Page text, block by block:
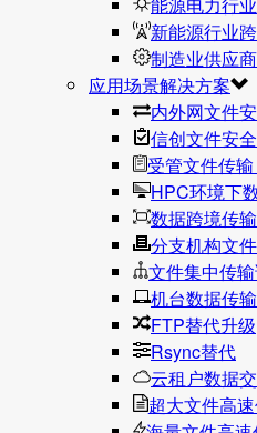
新能源行业
制造业供应
应用场景解决方案
内外网文件
信创文件安
受管文件传输
HPC环境下
数据跨境传
分支机构文
文件集中传
机台数据传
FTP替代升级
Rsync替代
云租户数据
超大文件高